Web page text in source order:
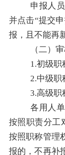
申报人
并点击“提交
报，且不能再
（二）
1.初级职
2.中级职
3.高级职
各用人
按照职责分工
按照职称管理
报的，不再补